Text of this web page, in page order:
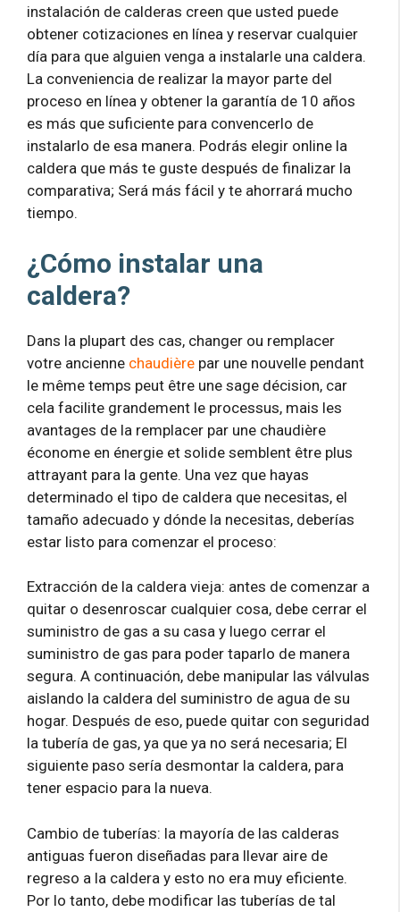
instalación de calderas creen que usted puede
obtener cotizaciones en línea y reservar cualquier
día para que alguien venga a instalarle una caldera.
La conveniencia de realizar la mayor parte del
proceso en línea y obtener la garantía de 10 años
es más que suficiente para convencerlo de
instalarlo de esa manera. Podrás elegir online la
caldera que más te guste después de finalizar la
comparativa; Será más fácil y te ahorrará mucho
tiempo.
¿Cómo instalar una
caldera?
Dans la plupart des cas, changer ou remplacer
votre ancienne chaudière par une nouvelle pendant
le même temps peut être une sage décision, car
cela facilite grandement le processus, mais les
avantages de la remplacer par une chaudière
économe en énergie et solide semblent être plus
attrayant para la gente. Una vez que hayas
determinado el tipo de caldera que necesitas, el
tamaño adecuado y dónde la necesitas, deberías
estar listo para comenzar el proceso:
Extracción de la caldera vieja: antes de comenzar a
quitar o desenroscar cualquier cosa, debe cerrar el
suministro de gas a su casa y luego cerrar el
suministro de gas para poder taparlo de manera
segura. A continuación, debe manipular las válvulas
aislando la caldera del suministro de agua de su
hogar. Después de eso, puede quitar con seguridad
la tubería de gas, ya que ya no será necesaria; El
siguiente paso sería desmontar la caldera, para
tener espacio para la nueva.
Cambio de tuberías: la mayoría de las calderas
antiguas fueron diseñadas para llevar aire de
regreso a la caldera y esto no era muy eficiente.
Por lo tanto, debe modificar las tuberías de tal